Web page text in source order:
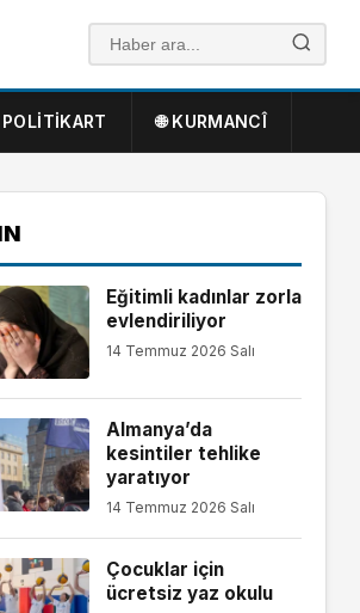
POLITIKART 🌐 KURMANCÎ
Eğitimli kadınlar zorla
evlendiriliyor
14 Temmuz 2026 Salı
Almanya’da
kesintiler tehlike
yaratıyor
14 Temmuz 2026 Salı
Çocuklar için
ücretsiz yaz okulu